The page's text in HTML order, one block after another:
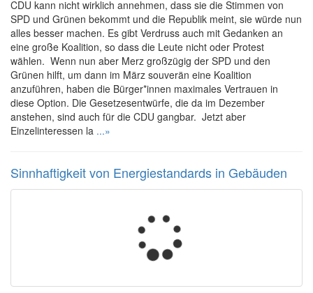
CDU kann nicht wirklich annehmen, dass sie die Stimmen von
SPD und Grünen bekommt und die Republik meint, sie würde nun
alles besser machen. Es gibt Verdruss auch mit Gedanken an
eine große Koalition, so dass die Leute nicht oder Protest
wählen. Wenn nun aber Merz großzügig der SPD und den
Grünen hilft, um dann im März souverän eine Koalition
anzuführen, haben die Bürger*innen maximales Vertrauen in
diese Option. Die Gesetzesentwürfe, die da im Dezember
anstehen, sind auch für die CDU gangbar. Jetzt aber
Einzelinteressen la ...»
Sinnhaftigkeit von Energiestandards in Gebäuden